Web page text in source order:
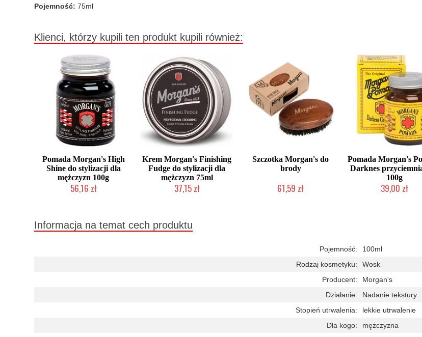
Pojemność: 75ml
Klienci, którzy kupili ten produkt kupili również:
Pomada Morgan's High
Shine do stylizacji dla
mężczyzn 100g
56,16 zł
Krem Morgan's Finishing
Fudge do stylizacji dla
mężczyzn 75ml
37,15 zł
Szczotka Morgan's do
brody
61,59 zł
Pomada Morgan's
Darknes
100g
39,00 zł
Informacja na temat cech produktu
Pojemność:
100ml
Rodzaj kosmetyku:
Wosk
Producent:
Morgan's
Działanie:
Nadanie tekstury
Stopień utrwalenia:
lekkie utrwalenie
Dla kogo:
mężczyzna